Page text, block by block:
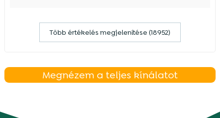
Több értékelés megjelenítése (18952)
Megnézem a teljes kínálatot